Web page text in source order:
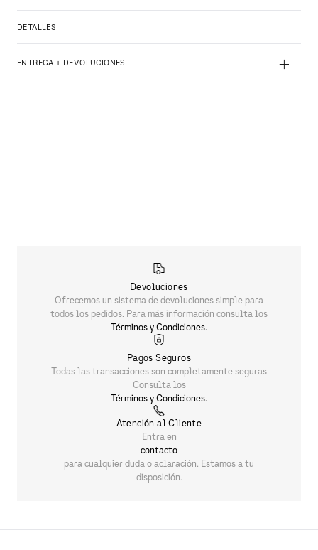
DETALLES
ENTREGA + DEVOLUCIONES +
Devoluciones
Ofrecemos un sistema de devoluciones simple para
todos los pedidos. Para más información consulta los
Términos y Condiciones.
Pagos Seguros
Todas las transacciones son completamente seguras
Consulta los
Términos y Condiciones.
Atención al Cliente
Entra en
contacto
para cualquier duda o aclaración. Estamos a tu
disposición.